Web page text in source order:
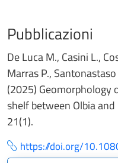
Pubblicazioni
De Luca M., Casini L.,
Marras P.,
(2025) Geomorphology
shelf between Olbia
21(1).
https://doi.org/